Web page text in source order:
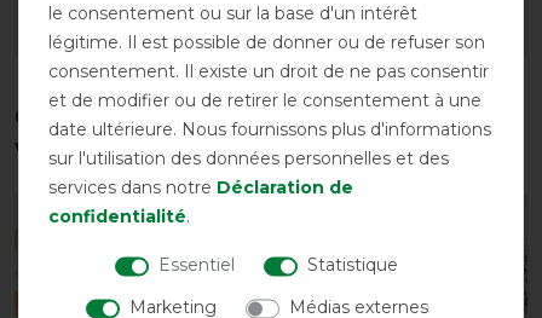
LISTE DE SOUHAITS LISTE DE SOUHAITS
Ces produits pourraient également
vous intéresser
-20%
le consentement ou sur la base d'un intérêt
légitime. Il est possible de donner ou de refuser son
consentement. Il existe un droit de ne pas consentir
et de modifier ou de retirer le consentement à une
date ultérieure. Nous fournissons plus d'informations
sur l'utilisation des données personnelles et des
services dans notre Déclaration de
confidentialité.
Essentiel
Statistique
Marketing
Médias externes